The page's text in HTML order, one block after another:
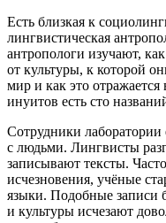
Есть близкая к
лингвистическая
антропологи изучают,
от культуры, к которой
мир и как это
инуитов есть сто
Сотрудники
с людьми. Лингвисты
записывают тексты.
исчезновения, учёные
языки. Подобные записи
и культуры исчезают